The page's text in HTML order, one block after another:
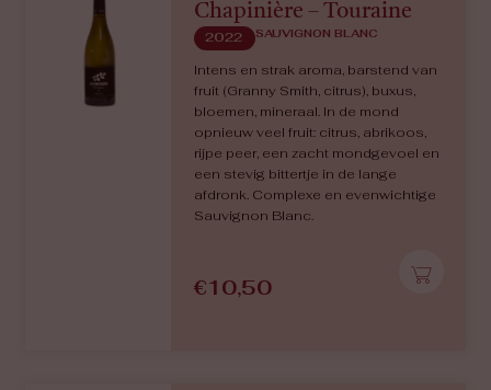
Chapinière – Touraine
2022 SAUVIGNON BLANC
Intens en strak aroma, barstend van
fruit (Granny Smith, citrus), buxus,
bloemen, mineraal. In de mond
opnieuw veel fruit: citrus, abrikoos,
rijpe peer, een zacht mondgevoel en
een stevig bittertje in de lange
afdronk. Complexe en evenwichtige
Sauvignon Blanc.
€10,50